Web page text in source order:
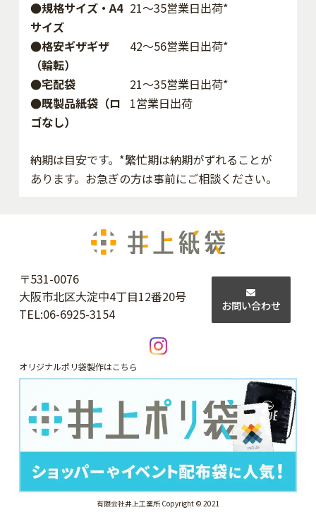
●規格サイズ・A4
サイズ
21～35営業日出荷*
●格安ギザギザ
（輪転）
42〜56営業日出荷*
●宅配袋
21～35営業日出荷*
●既製品紙袋（ロ
ゴなし）
1営業日出荷
納期は目安です。*繁忙期は納期がずれることが
あります。お急ぎの方は事前にご相談ください。
〒531-0076
大阪市北区大淀中4丁目12番20号
TEL:06-6925-3154
お問い合わせ
オリジナルポリ袋製作はこちら
有限会社井上工業所 Copyright © 2021